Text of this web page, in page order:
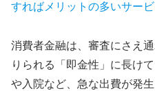
すればメリットの多いサービ
消費者金融は、審査にさえ
りられる「即金性」に長け
や入院など、急な出費が発